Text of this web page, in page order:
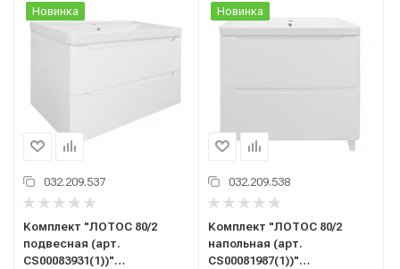
Новинка
032.209.537
Комплект "ЛОТОС 80/2
подвесная (арт.
CS00083931(1))"
Новинка
032.209.538
Комплект "ЛОТОС 80/2
напольная (арт.
CS00081987(1))"